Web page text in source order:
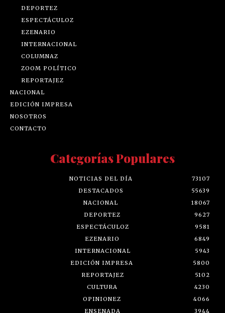
DEPORTEZ
ESPECTÁCULOZ
EZENARIO
INTERNACIONAL
COLUMNAZ
ZOOM POLÍTICO
REPORTAJEZ
NACIONAL
EDICIÓN IMPRESA
NOSOTROS
CONTACTO
Categorías Populares
NOTICIAS DEL DÍA
73107
DESTACADOS
55639
NACIONAL
18067
DEPORTEZ
9627
ESPECTÁCULOZ
9581
EZENARIO
6849
INTERNACIONAL
5943
EDICIÓN IMPRESA
5800
REPORTAJEZ
5102
CULTURA
4230
OPINIONEZ
4066
ENSENADA
3944